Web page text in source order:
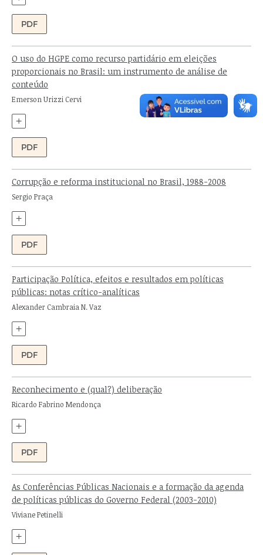
PDF
O uso do HGPE como recurso partidário em eleições
proporcionais no Brasil: um instrumento de análise de
conteúdo
Autor:
Emerson Urizzi Cervi
+
PDF
Corrupção e reforma institucional no Brasil, 1988-2008
Autor:
Sergio Praça
+
PDF
Participação Política, efeitos e resultados em políticas
públicas: notas crítico-analíticas
Autor:
Alexander Cambraia N. Vaz
+
PDF
Reconhecimento e (qual?) deliberação
Autor:
Ricardo Fabrino Mendonça
+
PDF
As Conferências Públicas Nacionais e a formação da agenda
de políticas públicas do Governo Federal (2003-2010)
Autor:
Viviane Petinelli
+